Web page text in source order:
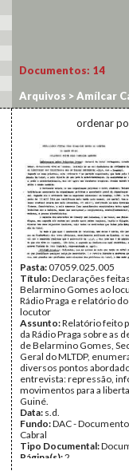
Documentos: 14
Arquivos >Amílcar
ordenar
Pasta:07059.025.005
Título:Declarações
Belarmino Gomes ao
Rádio Praga e relatório
locutor
Assunto:Relatório feito
da Rádio Praga sobre as
de Belarmino Gomes,
Geral do MLTDP,
diversos pontos
entrevista: repressão,
movimentos para a
Guiné.
Data: s.d.
Fundo:DAC -
Cabral
Tipo Documental:
Página(s):2